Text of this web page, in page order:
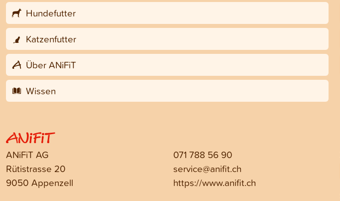
Hundefutter
Katzenfutter
Über ANiFiT
Wissen
ANiFiT AG
Rütistrasse 20
9050 Appenzell
071 788 56 90
service@anifit.ch
https://www.anifit.ch